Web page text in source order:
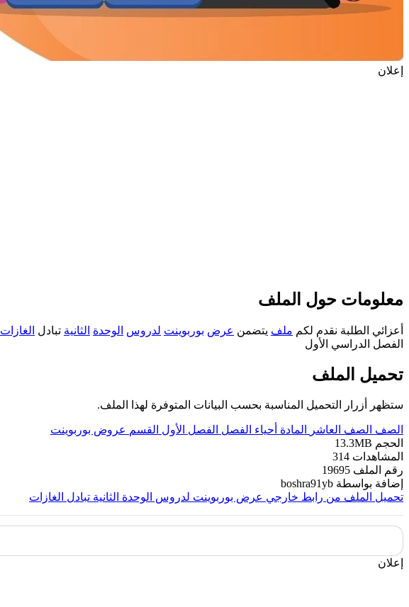
إعلان
معلومات حول الملف
أعزائي الطلبة نقدم لكم ملف يتضمن عرض بوربوينت لدروس الوحدة الثانية تبادل الغازات
الفصل الدراسي الأول
تحميل الملف
ستظهر أزرار التحميل المناسبة بحسب البيانات المتوفرة لهذا الملف.
الصف الصف العاشر المادة أحياء الفصل الفصل الأول القسم عروض بوربوينت
الحجم 13.3MB
المشاهدات 314
رقم الملف 19695
إضافة بواسطة boshra91yb
تحميل الملف من رابط خارجي عرض بوربوينت لدروس الوحدة الثانية تبادل الغازات
إعلان